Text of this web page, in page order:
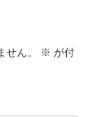
ん。 ※ が付